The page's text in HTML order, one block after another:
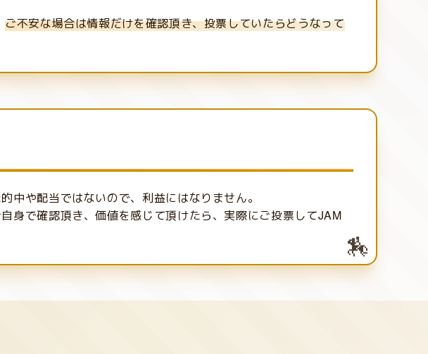
ご不安な場合は情報だけを確認頂き、投票していたらどうなって
や配当ではないので、利益にはなりません。
身で確認頂き、価値を感じて頂けたら、実際にご投票してJAM